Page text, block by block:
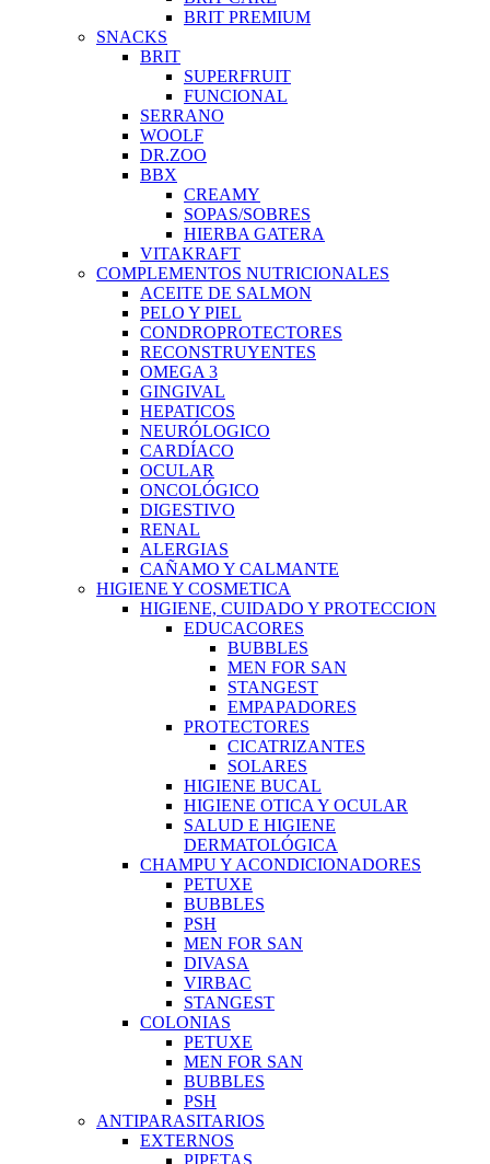
BRIT PREMIUM
SNACKS
BRIT
SUPERFRUIT
FUNCIONAL
SERRANO
WOOLF
DR.ZOO
BBX
CREAMY
SOPAS/SOBRES
HIERBA GATERA
VITAKRAFT
COMPLEMENTOS NUTRICIONALES
ACEITE DE SALMON
PELO Y PIEL
CONDROPROTECTORES
RECONSTRUYENTES
OMEGA 3
GINGIVAL
HEPATICOS
NEURÓLOGICO
CARDÍACO
OCULAR
ONCOLÓGICO
DIGESTIVO
RENAL
ALERGIAS
CAÑAMO Y CALMANTE
HIGIENE Y COSMETICA
HIGIENE, CUIDADO Y PROTECCION
EDUCACORES
BUBBLES
MEN FOR SAN
STANGEST
EMPAPADORES
PROTECTORES
CICATRIZANTES
SOLARES
HIGIENE BUCAL
HIGIENE OTICA Y OCULAR
SALUD E HIGIENE
DERMATOLÓGICA
CHAMPU Y ACONDICIONADORES
PETUXE
BUBBLES
PSH
MEN FOR SAN
DIVASA
VIRBAC
STANGEST
COLONIAS
PETUXE
MEN FOR SAN
BUBBLES
PSH
ANTIPARASITARIOS
EXTERNOS
PIPETAS